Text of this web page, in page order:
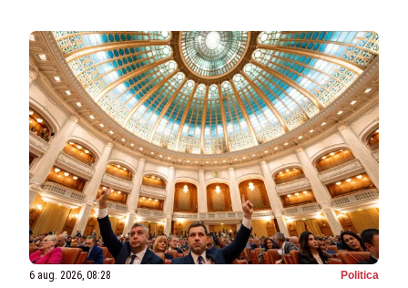
6 aug. 2026, 08:28 Politica